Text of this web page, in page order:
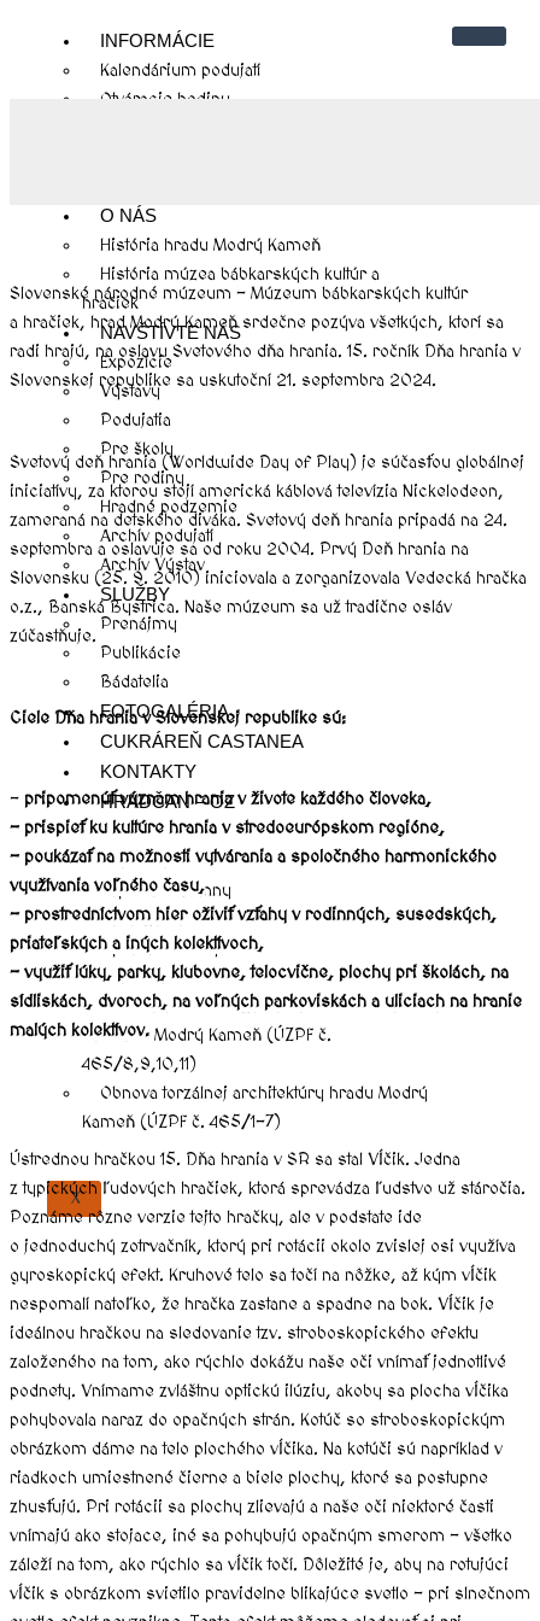
m
INFORMÁCIE
Kalendárium podujatí
Otváracie hodiny
O NÁS
História hradu Modrý Kameň
História múzea bábkarských kultúr a
hračiek
NAVŠTÍVTE NÁS
Expozície
Výstavy
Podujatia
Pre školy
Pre rodiny
Hradné podzemie
Archív podujatí
Archív Výstav
SLUŽBY
Prenájmy
Publikácie
Bádatelia
FOTOGALÉRIA
CUKRÁREŇ CASTANEA
KONTAKTY
HRADČAN – OZ
PROJEKTY
Hramoka
Kaplnka Sv. Anny
Kanalizácia
Oprava strechy
HraMoKaPlus
Obnova a modernizácia barokového kaštieľa
na hrade Modrý Kameň (ÚZPF č.
465/8,9,10,11)
Obnova torzálnej architektúry hradu Modrý
Kameň (ÚZPF č. 465/1-7)
X
Slovenské národné múzeum – Múzeum bábkarských kultúr
a hračiek, hrad Modrý Kameň srdečne pozýva všetkých, ktorí sa
radi hrajú, na oslavu Svetového dňa hrania. 15. ročník Dňa hrania v
Slovenskej republike sa uskutoční 21. septembra 2024.
Svetový deň hrania (Worldwide Day of Play) je súčasťou globálnej
iniciatívy, za ktorou stojí americká káblová televízia Nickelodeon,
zameraná na detského diváka. Svetový deň hrania pripadá na 24.
septembra a oslavuje sa od roku 2004. Prvý Deň hrania na
Slovensku (25. 9. 2010) iniciovala a zorganizovala Vedecká hračka
o.z., Banská Bystrica. Naše múzeum sa už tradične osláv
zúčastňuje.
Ciele Dňa hrania v Slovenskej republike sú:
– pripomenúť význam hrania v živote každého človeka,
– prispieť ku kultúre hrania v stredoeurópskom regióne,
– poukázať na možnosti vytvárania a spoločného harmonického
využívania voľného času,
– prostredníctvom hier oživiť vzťahy v rodinných, susedských,
priateľských a iných kolektívoch,
– využiť lúky, parky, klubovne, telocvične, plochy pri školách, na
sídliskách, dvoroch, na voľných parkoviskách a uliciach na hranie
malých kolektívov.
Ústrednou hračkou 15. Dňa hrania v SR sa stal Vĺčik. Jedna
z typických ľudových hračiek, ktorá sprevádza ľudstvo už stáročia.
Poznáme rôzne verzie tejto hračky, ale v podstate ide
o jednoduchý zotrvačník, ktorý pri rotácii okolo zvislej osi využíva
gyroskopický efekt. Kruhové telo sa točí na nôžke, až kým vĺčik
nespomalí natoľko, že hračka zastane a spadne na bok. Vĺčik je
ideálnou hračkou na sledovanie tzv. stroboskopického efektu
založeného na tom, ako rýchlo dokážu naše oči vnímať jednotlivé
podnety. Vnímame zvláštnu optickú ilúziu, akoby sa plocha vĺčika
pohybovala naraz do opačných strán. Kotúč so stroboskopickým
obrázkom dáme na telo plochého vĺčika. Na kotúči sú napríklad v
riadkoch umiestnené čierne a biele plochy, ktoré sa postupne
zhusťujú. Pri rotácii sa plochy zlievajú a naše oči niektoré časti
vnímajú ako stojace, iné sa pohybujú opačným smerom – všetko
záleží na tom, ako rýchlo sa vĺčik točí. Dôležité je, aby na rotujúci
vĺčik s obrázkom svietilo pravidelne blikajúce svetlo – pri slnečnom